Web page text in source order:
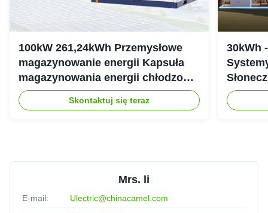
100kW 261,24kWh Przemysłowe
magazynowanie energii Kapsuła
magazynowania energii chłodzonej
cieczą IP54
Skontaktuj się teraz
30kWh
Mrs. li
E-mail: Ulectric@chinacamel.com